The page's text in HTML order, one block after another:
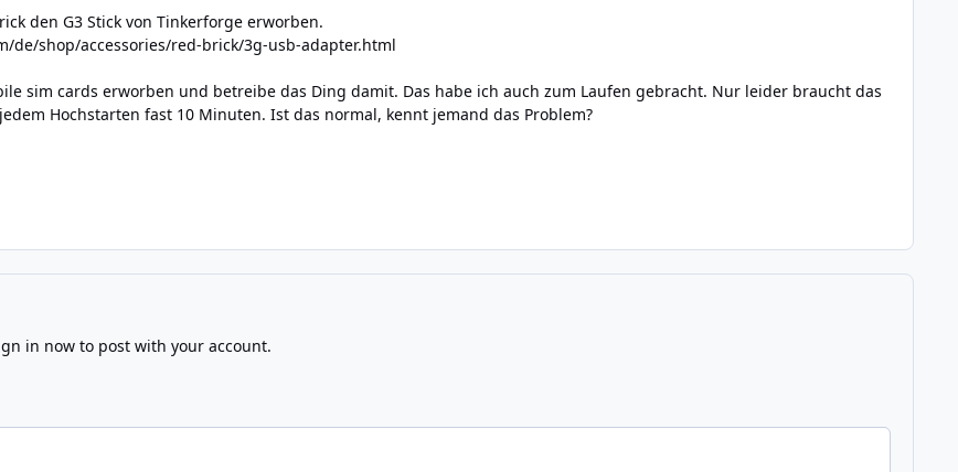
den G3 Stick von Tinkerforge erworben.
de/shop/accessories/red-brick/3g-usb-adapter.html
sim cards erworben und betreibe das Ding damit. Das habe ich auch zum Laufen gebracht. Nur leider braucht das
Hochstarten fast 10 Minuten. Ist das normal, kennt jemand das Problem?
in nowto post with your account.